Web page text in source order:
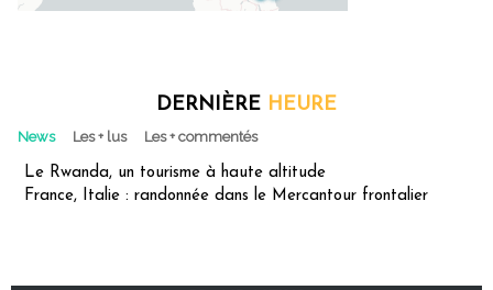
DERNIÈRE HEURE
News Les + lus Les + commentés
Le Rwanda, un tourisme à haute altitude
France, Italie : randonnée dans le Mercantour frontalier